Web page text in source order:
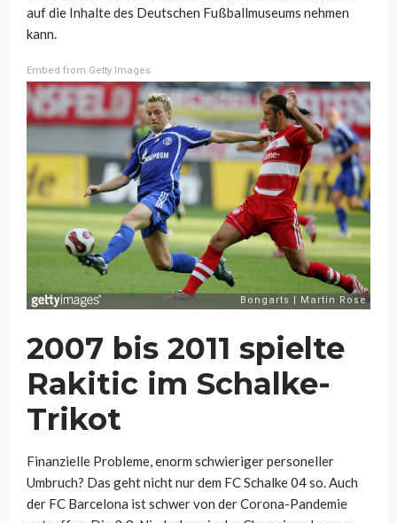
auf die Inhalte des Deutschen Fußballmuseums nehmen
kann.
Embed from Getty Images
2007 bis 2011 spielte
Rakitic im Schalke-
Trikot
Finanzielle Probleme, enorm schwieriger personeller
Umbruch? Das geht nicht nur dem FC Schalke 04 so. Auch
der FC Barcelona ist schwer von der Corona-Pandemie